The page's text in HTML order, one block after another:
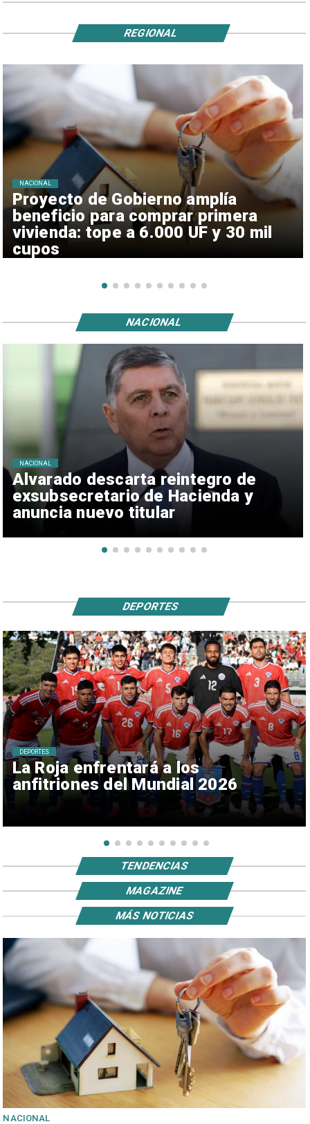
Proyecto de Gobierno amplía
beneficio para comprar primera
vivienda: tope a 6.000 UF y 30 mil
cupos
NACIONAL
REGIONAL
Alvarado descarta reintegro de
exsubsecretario de Hacienda y
anuncia nuevo titular
NACIONAL
NACIONAL
La Roja enfrentará a los
anfitriones del Mundial 2026
DEPORTES
DEPORTES
TENDENCIAS
MAGAZINE
NACIONAL
MÁS NOTICIAS